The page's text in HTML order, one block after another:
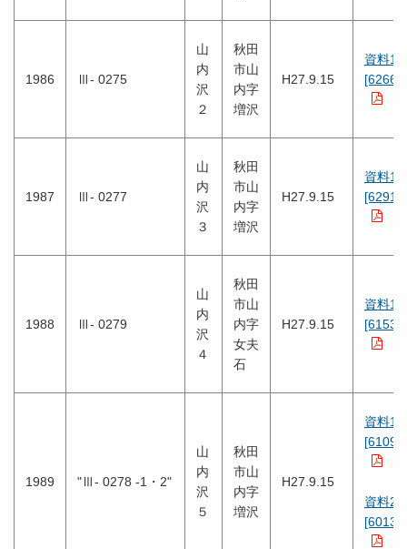
1986 Ⅲ- 0275
山
内
沢
２
秋田
市山
内字
増沢
H27.9.15
資料1
1987 Ⅲ- 0277
山
内
沢
３
秋田
市山
内字
増沢
H27.9.15
資料1
1988 Ⅲ- 0279
山
内
沢
４
秋田
市山
内字
女夫
石
H27.9.15
資料1
1989 "Ⅲ- 0278 -1・2"
山
内
沢
５
秋田
市山
内字
増沢
H27.9.15
資料1
資料2